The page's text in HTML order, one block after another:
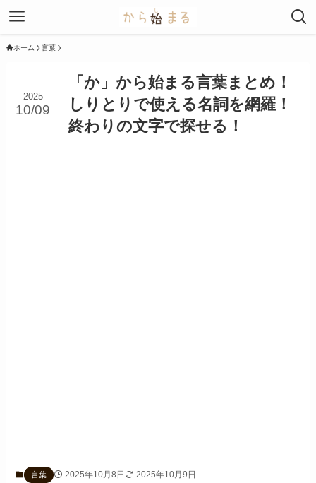
ホーム 言葉
「か」から始まる言葉まとめ！
しりとりで使える名詞を網羅！
終わりの文字で探せる！
2025
10/09
言葉 2025年10月8日 2025年10月9日